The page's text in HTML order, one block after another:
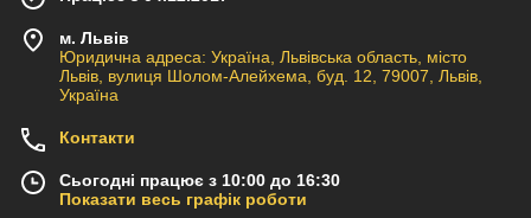
Finish тощо.
Єгастроном” ви можете замовити капсули в роздріб та
гуртом. Пропонуємо купити товар ящиком. В кожному описі
ви можете побачити об'єм упаковки та кількість одиниць
товару в ящику.
Чому варто замовити капсули для
м. Львів
Юридична адреса: Україна, Львівська область, місто
Львів, вулиця Шолом-Алейхема, буд. 12, 79007, Львів,
Україна
Контакти
Сьогодні працює з 10:00 до 16:30
Показати весь графік роботи